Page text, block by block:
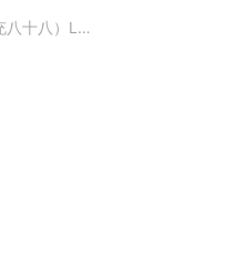
八十八）L的